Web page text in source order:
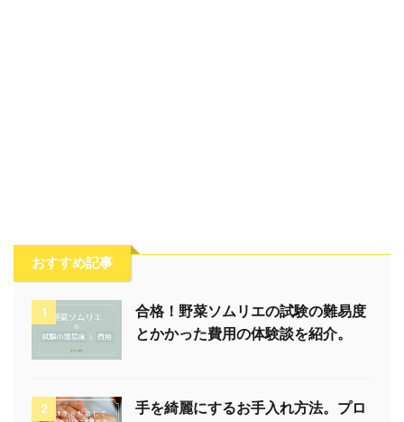
おすすめ記事
1
合格！野菜ソムリエの試験の難易度
とかかった費用の体験談を紹介。
2
手を綺麗にするお手入れ方法。プロ